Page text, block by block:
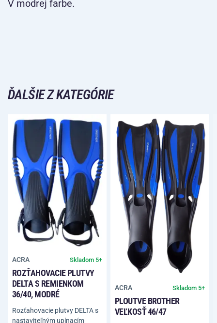
V modrej farbe.
ĎALŠIE Z KATEGÓRIE
ACRA Skladom 5+
ROZŤAHOVACIE PLUTVY
DELTA S REMIENKOM
36/40, MODRÉ
Rozťahovacie plutvy DELTA s
nastaviteľným upínacím
ACRA Skladom 5+
PLOUTVE BROTHER
VEĽKOSŤ 46/47